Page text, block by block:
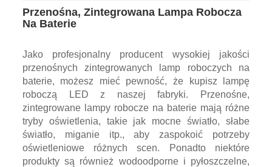
Przenośna, Zintegrowana Lampa Robocza
Na Baterie
Jako profesjonalny producent wysokiej jakości
przenośnych zintegrowanych lamp roboczych na
baterie, możesz mieć pewność, że kupisz lampę
roboczą LED z naszej fabryki. Przenośne,
zintegrowane lampy robocze na baterie mają różne
tryby oświetlenia, takie jak mocne światło, słabe
światło, miganie itp., aby zaspokoić potrzeby
oświetleniowe różnych scen. Ponadto niektóre
produkty są również wodoodporne i pyłoszczelne,